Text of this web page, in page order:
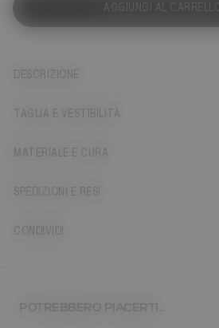
AGGIUNGI AL CARRELLO
DESCRIZIONE
TAGLIA E VESTIBILITÀ
MATERIALE E CURA
SPEDIZIONI E RESI
CONDIVIDI
POTREBBERO PIACERTI...